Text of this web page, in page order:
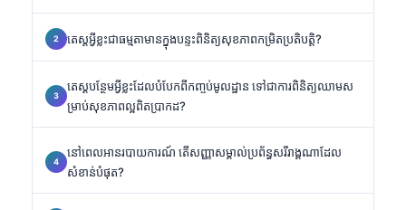
តេស្តអ្វីខ្លះជាធម្មតាមានក្នុងបន្ទះពិនិត្យសុខភាពកម្រិតប្រតិបត្តិ?
តេស្តបន្ថែមអ្វីខ្លះដែលបំបែកពីកញ្ចប់មូលដ្ឋាន ទៅជាការពិនិត្យឈាមស
ម្រាប់សុខភាពល្អពិតប្រាកដ?
នៅពេលអានរបាយការណ៍ តើសញ្ញាសម្គាល់ប្រព័ន្ធសរីរាង្គណាដែល
សំខាន់បំផុត?